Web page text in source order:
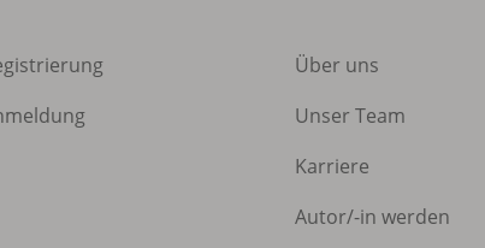
Über uns
Unser Team
Karriere
Autor/-in werden